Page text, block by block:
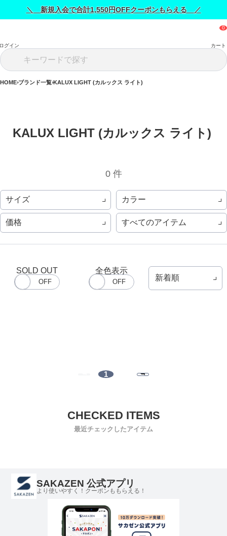
＼ 新規入会で合計1,550円OFFクーポンもらえる ／
グイン カート
HOME ブランド一覧 KALUX LIGHT (カルックス ライト)
KALUX LIGHT (カルックス ライト)
0 件
サイズ カラー
価格 すべてのアイテム
SOLD OUT 全色表示
1
最近チェックしたアイテム
SAKAZEN 公式アプリ
より使いやすく！クーポンももらえる！